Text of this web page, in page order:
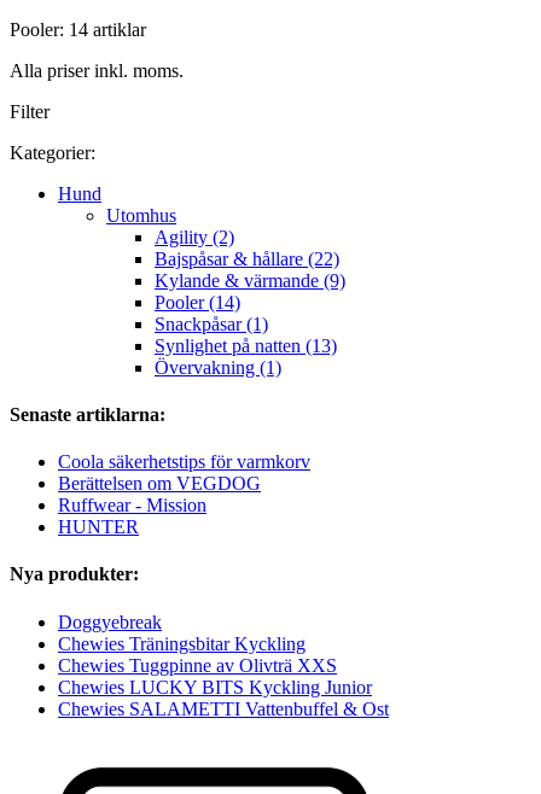
Pooler: 14 artiklar
Alla priser inkl. moms.
Filter
Kategorier:
Hund
Utomhus
Agility (2)
Bajspåsar & hållare (22)
Kylande & värmande (9)
Pooler (14)
Snackpåsar (1)
Synlighet på natten (13)
Övervakning (1)
Senaste artiklarna:
Coola säkerhetstips för varmkorv
Berättelsen om VEGDOG
Ruffwear - Mission
HUNTER
Nya produkter:
Doggyebreak
Chewies Träningsbitar Kyckling
Chewies Tuggpinne av Olivträ XXS
Chewies LUCKY BITS Kyckling Junior
Chewies SALAMETTI Vattenbuffel & Ost